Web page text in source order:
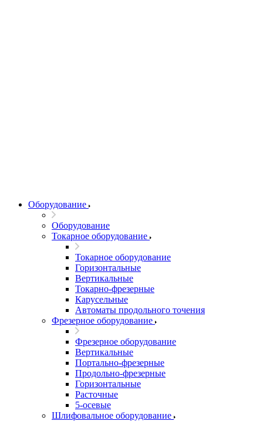
Оборудование
Оборудование
Токарное оборудование
Токарное оборудование
Горизонтальные
Вертикальные
Токарно-фрезерные
Карусельные
Автоматы продольного точения
Фрезерное оборудование
Фрезерное оборудование
Вертикальные
Портально-фрезерные
Продольно-фрезерные
Горизонтальные
Расточные
5-осевые
Шлифовальное оборудование